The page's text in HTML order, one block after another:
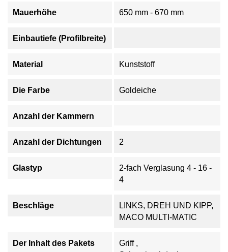
Mauerhöhe 650 mm - 670 mm
Einbautiefe (Profilbreite)
Material Kunststoff
Die Farbe Goldeiche
Anzahl der Kammern
Anzahl der Dichtungen 2
Glastyp
2-fach Verglasung 4 - 16 -
4
Beschläge
LINKS, DREH UND KIPP,
MACO MULTI-MATIC
Der Inhalt des Pakets
Griff ,